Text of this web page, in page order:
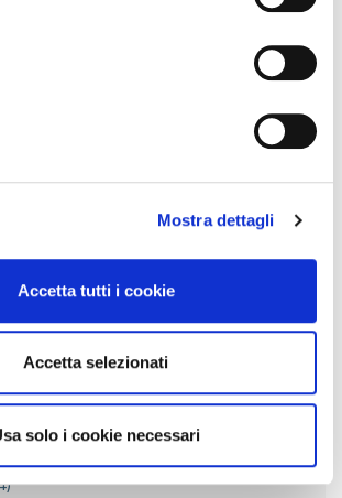
Mostra dettagli
Accetta tutti i cookie
Accetta selezionati
solo i cookie necessari
(13.11.2024)
Meccanismi risoluzione controversie
fiscale (4 - 6 novembre 2024)